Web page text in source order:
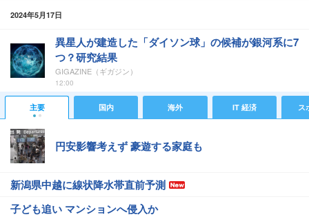
2024年5月17日
異星人が建造した「ダイソン球」の候補が銀河系に7
つ？研究結果
GIGAZINE（ギガジン）
12:00
主要 国内 海外 IT 経済 ス
円安影響考えず 豪遊する家庭も
新潟県中越に線状降水帯直前予測
子ども追い マンションへ侵入か